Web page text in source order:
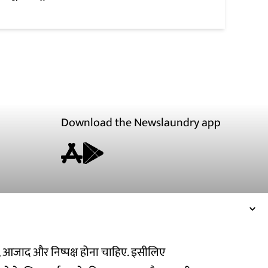
आजाद और निष्पक्ष होना चाहिए. इसीलिए
Download the Newslaundry app